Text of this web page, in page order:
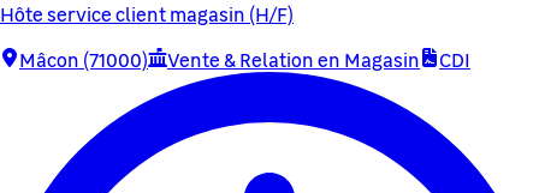
Hôte service client magasin (H/F)
Mâcon (71000)
Vente & Relation en Magasin CDI